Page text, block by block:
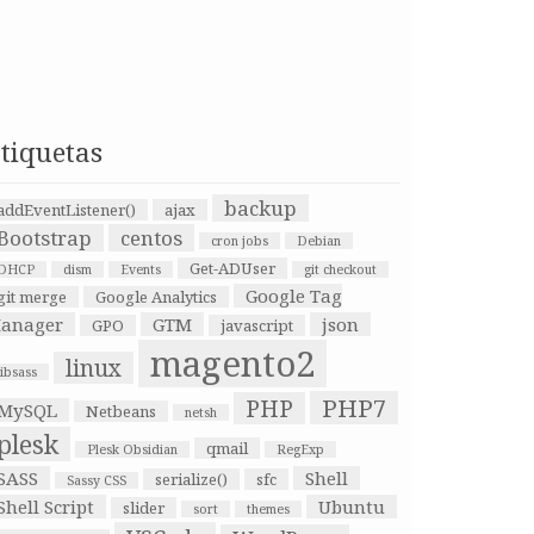
ajax
backup
centos cron jobs
Debian
dism Events Get-ADUser git checkout
merge Google Analytics
Google Tag
GPO GTM javascript json
linux magento2
Netbeans netsh PHP PHP7
Plesk Obsidian qmail RegExp
Sassy CSS serialize() sfc
Shell
Script
slider sort themes Ubuntu